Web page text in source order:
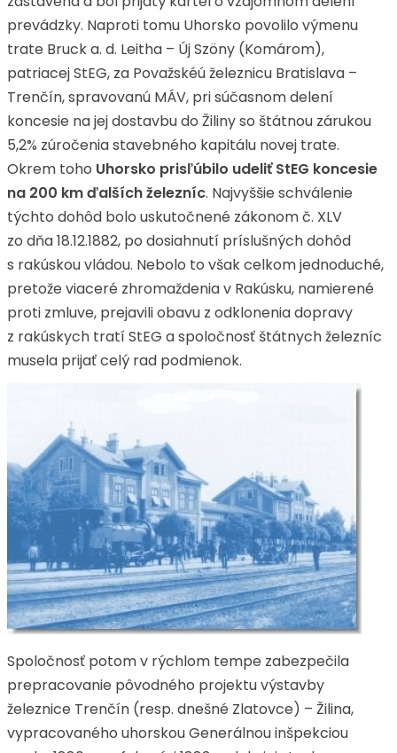
prevádzky. Naproti tomu Uhorsko povolilo výmenu
trate Bruck a. d. Leitha – Új Szöny (Komárom),
patriacej StEG, za Považskéú železnicu Bratislava –
Trenčín, spravovanú MÁV, pri súčasnom delení
koncesie na jej dostavbu do Žiliny so štátnou zárukou
5,2% zúročenia stavebného kapitálu novej trate.
Okrem toho Uhorsko prisľúbilo udeliť StEG koncesie
na 200 km ďalších železníc. Najvyššie schválenie
týchto dohôd bolo uskutočnené zákonom č. XLV
zo dňa 18.12.1882, po dosiahnutí príslušných dohôd
s rakúskou vládou. Nebolo to však celkom jednoduché,
pretože viaceré zhromaždenia v Rakúsku, namierené
proti zmluve, prejavili obavu z odklonenia dopravy
z rakúskych tratí StEG a spoločnosť štátnych železníc
musela prijať celý rad podmienok.
Spoločnosť potom v rýchlom tempe zabezpečila
prepracovanie pôvodného projektu výstavby
železnice Trenčín (resp. dnešné Zlatovce) – Žilina,
vypracovaného uhorskou Generálnou inšpekciou